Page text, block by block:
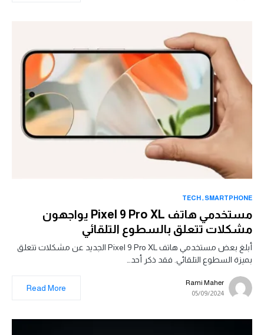
SMARTPHONE
TECH
مستخدمي هاتف Pixel 9 Pro XL يواجهون
مشكلات تتعلق بالسطوع التلقائي
أبلغ بعض مستخدمي هاتف Pixel 9 Pro XL الجديد عن مشكلات تتعلق
بميزة السطوع التلقائي. فقد ذكر أحد…
Rami Maher
05/09/2024
Read More